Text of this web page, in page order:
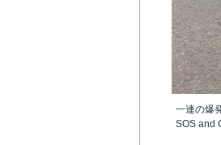
一連の爆
SOS and